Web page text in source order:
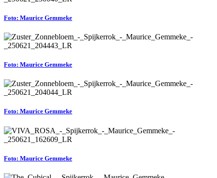
Foto: Maurice Gemmeke
Foto: Maurice Gemmeke
Foto: Maurice Gemmeke
Foto: Maurice Gemmeke